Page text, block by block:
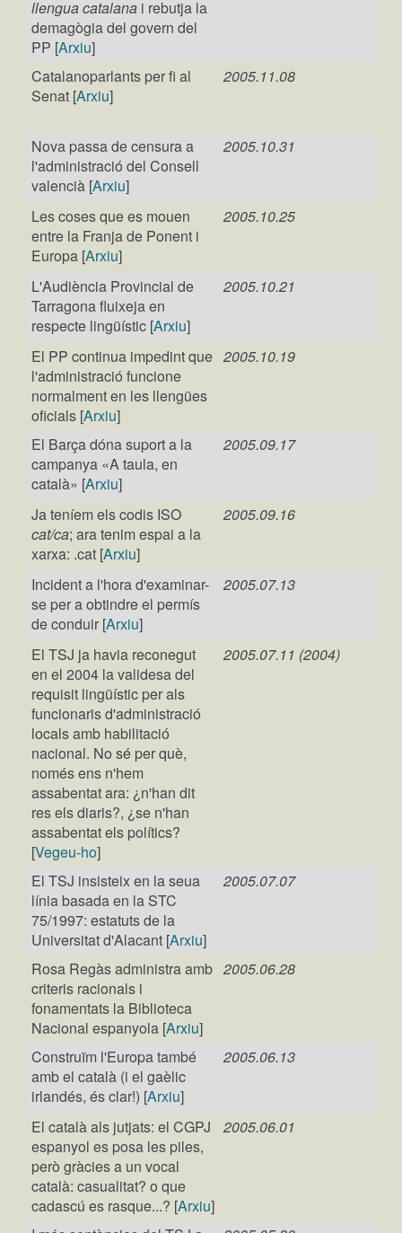
llengua catalana i rebutja la
demagògia del govern del
PP [Arxiu]
Catalanoparlants per fi al
Senat [Arxiu]
2005.11.08
Nova passa de censura a
l'administració del Consell
valencià [Arxiu]
2005.10.31
Les coses que es mouen
entre la Franja de Ponent i
Europa [Arxiu]
2005.10.25
L'Audiència Provincial de
Tarragona fluixeja en
respecte lingüístic [Arxiu]
2005.10.21
El PP continua impedint que
l'administració funcione
normalment en les llengües
oficials [Arxiu]
2005.10.19
El Barça dóna suport a la
campanya «A taula, en
català» [Arxiu]
2005.09.17
Ja teníem els codis ISO
cat/ca; ara tenim espai a la
xarxa: .cat [Arxiu]
2005.09.16
Incident a l'hora d'examinar-
se per a obtindre el permís
de conduir [Arxiu]
2005.07.13
El TSJ ja havia reconegut
en el 2004 la validesa del
requisit lingüístic per als
funcionaris d'administració
locals amb habilitació
nacional. No sé per què,
només ens n'hem
assabentat ara: ¿n'han dit
res els diaris?, ¿se n'han
assabentat els polítics?
[Vegeu-ho]
2005.07.11 (2004)
El TSJ insisteix en la seua
línia basada en la STC
75/1997: estatuts de la
Universitat d'Alacant [Arxiu]
2005.07.07
Rosa Regàs administra amb
criteris racionals i
fonamentats la Biblioteca
Nacional espanyola [Arxiu]
2005.06.28
Construïm l'Europa també
amb el català (i el gaèlic
irlandés, és clar!) [Arxiu]
2005.06.13
El català als jutjats: el CGPJ
espanyol es posa les piles,
però gràcies a un vocal
català: casualitat? o que
cadascú es rasque...? [Arxiu]
2005.06.01